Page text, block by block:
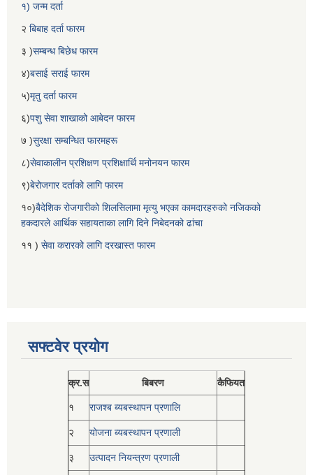
१) जन्म दर्ता
२ बिबाह दर्ता फारम
३ )सम्बन्ध बिछेध फारम
४)बसाई सराई फारम
५)मृतु दर्ता फारम
६)पशु सेवा शाखाको आबेदन फारम
७ )सुरक्षा सम्बन्धित फारमहरू
८)सेवाकालीन प्रशिक्षण प्रशिक्षार्थि मनोनयन फारम
९)बेरोजगार दर्ताको लागि फारम
१०)बैदेशिक रोजगारीको शिलसिलामा मृत्यु भएका कामदारहरुको नजिकको
हकदारले आर्थिक सहायताका लागि दिने निबेदनको ढांचा
११ ) सेवा करारको लागि दरखास्त फारम
सफ्टवेर प्रयोग
क्र.स बिबरण कैफियत
१ राजश्ब ब्यबस्थापन प्रणालि
२ योजना ब्यबस्थापन प्रणाली
३ उत्पादन नियन्त्रण प्रणाली